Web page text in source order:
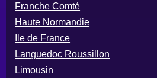
Franche Comté
Haute Normandie
Ile de France
Languedoc Roussillon
Limousin